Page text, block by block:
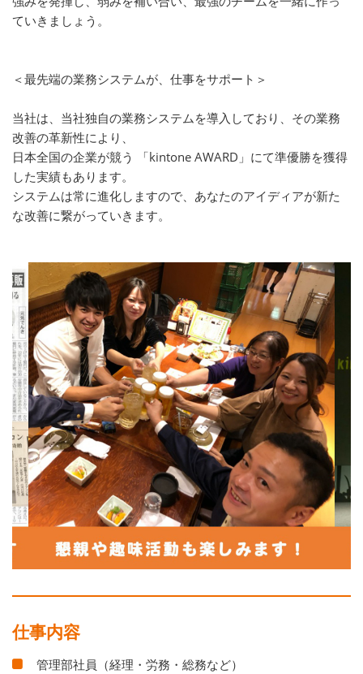
ていきましょう。
＜最先端の業務システムが、仕事をサポート＞
当社は、当社独自の業務システムを導入しており、その業務
改善の革新性により、
日本全国の企業が競う 「kintone AWARD」にて準優勝を獲得
した実績もあります。
システムは常に進化しますので、あなたのアイディアが新た
な改善に繋がっていきます。
仕事内容
管理部社員（経理・労務・総務など）